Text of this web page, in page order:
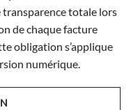
transparence totale lors
de chaque facture
obligation s’applique
numérique.